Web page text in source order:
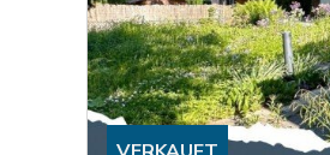
VERKAUFT